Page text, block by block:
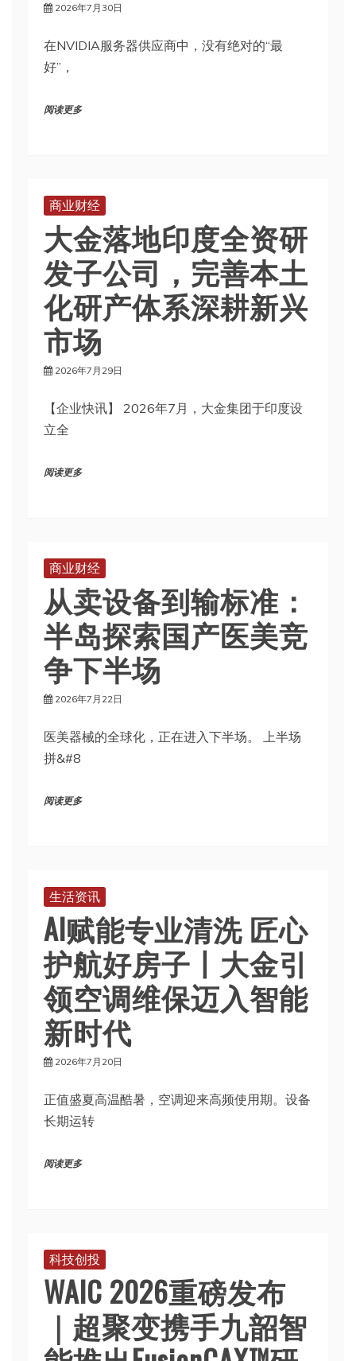
2026年7月30日
在NVIDIA服务器供应商中，没有绝对的“最
好”，
阅读更多
商业财经
大金落地印度全资研
发子公司，完善本土
化研产体系深耕新兴
市场
2026年7月29日
【企业快讯】 2026年7月，大金集团于印度设
立全
阅读更多
商业财经
从卖设备到输标准：
半岛探索国产医美竞
争下半场
2026年7月22日
医美器械的全球化，正在进入下半场。 上半场
拼&#8
阅读更多
生活资讯
AI赋能专业清洗 匠心
护航好房子丨大金引
领空调维保迈入智能
新时代
2026年7月20日
正值盛夏高温酷暑，空调迎来高频使用期。设备
长期运转
阅读更多
科技创投
WAIC 2026重磅发布
｜超聚变携手九韶智